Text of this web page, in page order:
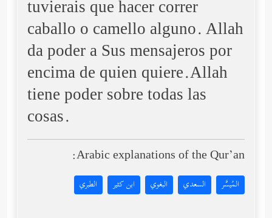
tuvierais que hacer correr
caballo o camello alguno. Allah
da poder a Sus mensajeros por
encima de quien quiere.Allah
tiene poder sobre todas las
cosas.
Arabic explanations of the Qur’an:
المُيسَّر السعدي البغوي ابن كثير الطبري